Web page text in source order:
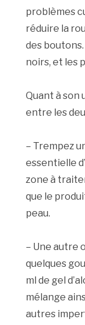
problèmes
réduire la
des
noirs, et les
Quant à son
entre les
– Trempez
essentielle
zone à
que le
peau.
– Une autre
quelques
ml de gel
mélange
autres